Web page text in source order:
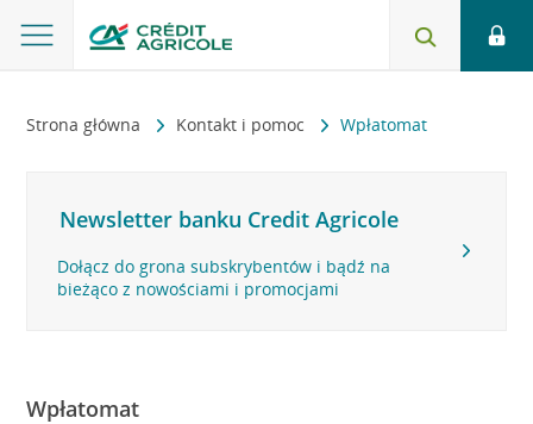
Strona główna Kontakt i pomoc Wpłatomat
Newsletter banku Credit Agricole
Dołącz do grona subskrybentów i bądź na
bieżąco z nowościami i promocjami
Wpłatomat